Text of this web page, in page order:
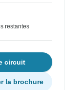
restantes
circuit
la brochure